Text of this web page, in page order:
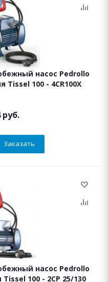
насос Pedrollo
Tissel 100 - 4CR100X
руб.
Заказать
насос Pedrollo
100 - 2CP 25/130